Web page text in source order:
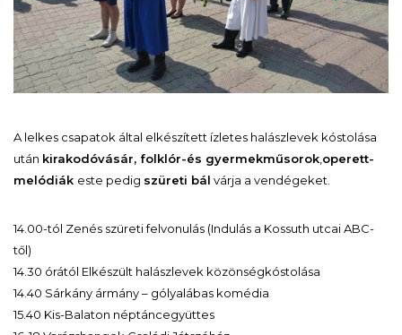
A lelkes csapatok által elkészített ízletes halászlevek kóstolása
után kirakodóvásár, folklór-és gyermekműsorok operett-
melódiák este pedig szüreti bál várja a vendégeket.
14.00-tól Zenés szüreti felvonulás (Indulás a Kossuth utcai ABC-
től)
14.30 órától Elkészült halászlevek közönségkóstolása
14.40 Sárkány ármány – gólyalábas komédia
15.40 Kis-Balaton néptáncegyüttes